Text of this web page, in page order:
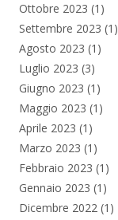
Ottobre 2023 (1)
Settembre 2023 (1)
Agosto 2023 (1)
Luglio 2023 (3)
Giugno 2023 (1)
Maggio 2023 (1)
Aprile 2023 (1)
Marzo 2023 (1)
Febbraio 2023 (1)
Gennaio 2023 (1)
Dicembre 2022 (1)